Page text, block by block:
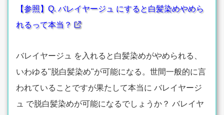
【参照】Q. バレイヤージュ にすると白髪染めやめら
れるって本当？
バレイヤージュ を入れると白髪染めがやめられる、
いわゆる"脱白髪染め"が可能になる。世間一般的に言
われていることですが果たして本当に バレイヤージ
ュ で脱白髪染めが可能になるでしょうか？ バレイヤ